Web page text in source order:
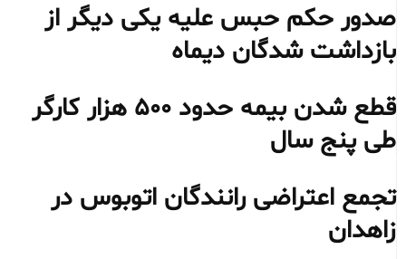
صدور حکم حبس علیه یکی دیگر از
بازداشت شدگان دیماه
قطع شدن بیمه حدود ۵۰۰ هزار کارگر
طی پنج سال
تجمع اعتراضی رانندگان اتوبوس در
زاهدان